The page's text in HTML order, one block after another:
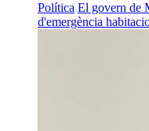
Política El govern de
d'emergència